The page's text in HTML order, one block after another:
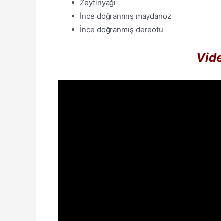
Zeytinyağı
İnce doğranmış maydanoz
İnce doğranmış dereotu